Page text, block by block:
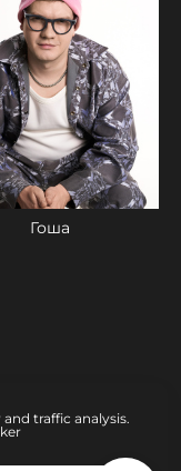
Гоша
traffic analysis.